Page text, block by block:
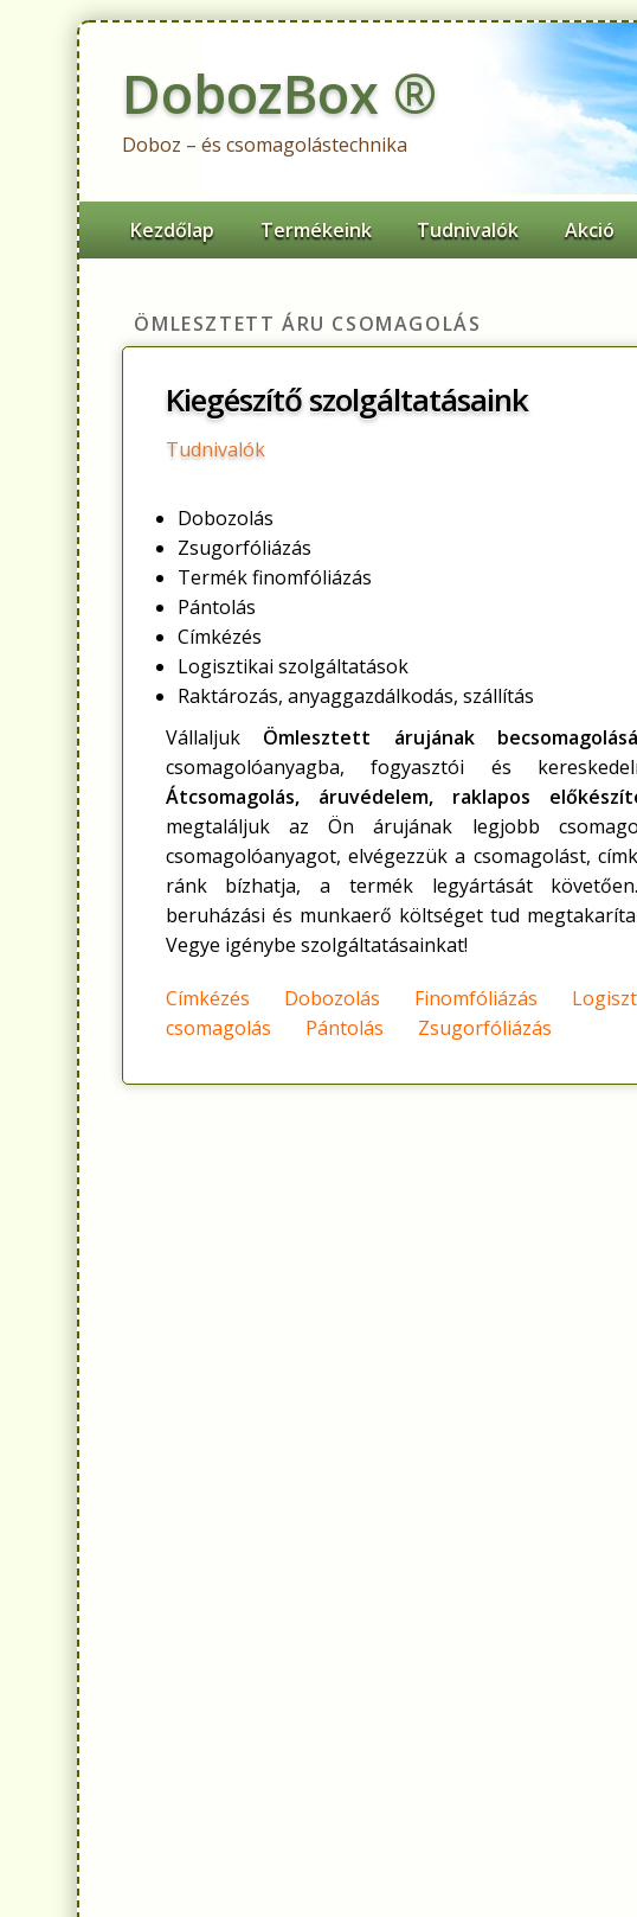
DobozBox ®
Doboz – és csomagolástechnika
Primary menu
Skip to primary content
Skip to secondary content
Kezdőlap Termékeink Tudnivalók Akció
ÖMLESZTETT ÁRU CSOMAGOLÁS
Kiegészítő szolgáltatásaink
Tudnivalók
Dobozolás
Zsugorfóliázás
Termék finomfóliázás
Pántolás
Címkézés
Logisztikai szolgáltatások
Raktározás, anyaggazdálkodás, szállítás
Vállaljuk Ömlesztett árujának
csomagolóanyagba, fogyasztói és
Átcsomagolás, áruvédelem, raklapos
megtaláljuk az Ön árujának legjobb
csomagolóanyagot, elvégezzük a csomagolást,
ránk bízhatja, a termék legyártását
beruházási és munkaerő költséget tud
Vegye igénybe szolgáltatásainkat!
Címkézés Dobozolás Finomfóliázás
csomagolás
Pántolás Zsugorfóliázás